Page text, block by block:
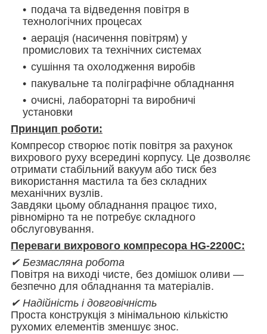
подача та відведення повітря в
технологічних процесах
аерація (насичення повітрям) у
промислових та технічних системах
сушіння та охолодження виробів
пакувальне та поліграфічне обладнання
очисні, лабораторні та виробничі
установки
Принцип роботи:
Компресор створює потік повітря за рахунок
вихрового руху всередині корпусу. Це дозволяє
отримати стабільний вакуум або тиск без
використання мастила та без складних
механічних вузлів.
Завдяки цьому обладнання працює тихо,
рівномірно та не потребує складного
обслуговування.
Переваги вихрового компресора HG-2200C:
✔ Безмасляна робота
Повітря на виході чисте, без домішок оливи —
безпечно для обладнання та матеріалів.
✔ Надійність і довговічність
Проста конструкція з мінімальною кількістю
рухомих елементів зменшує знос.